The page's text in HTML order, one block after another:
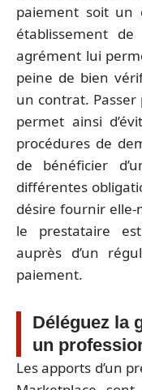
paiement soit un
établissement
agrément lui
peine de bien
un contrat.
permet ainsi
procédures de
de bénéficier
différentes
désire fournir elle-
le prestataire
auprès d’un
paiement.
Déléguez la
un
Les apports d’un